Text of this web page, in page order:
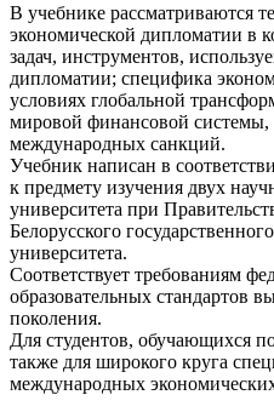
В учебнике рассматриваются
экономической дипломатии в
задач, инструментов,
дипломатии; специфика
условиях глобальной
мировой финансовой системы,
международных санкций.
Учебник написан в
к предмету изучения двух
университета при
Белорусского
университета.
Соответствует требованиям
образовательных стандартов
поколения.
Для студентов, обучающихся
также для широкого круга
международных